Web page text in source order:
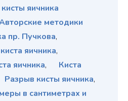
яичника
методики
пр. Пучкова,
яичника,
яичника,
Киста
Разрыв кисты яичника,
в сантиметрах и